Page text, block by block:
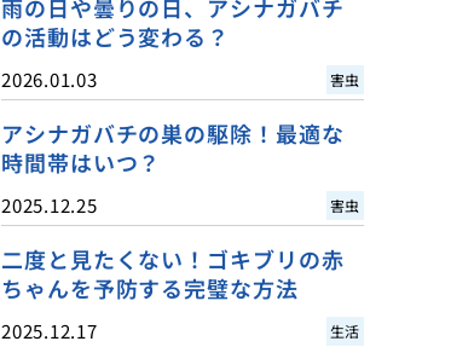
雨の日や曇りの日、アシナガバチ
の活動はどう変わる？
2026.01.03 害虫
アシナガバチの巣の駆除！最適な
時間帯はいつ？
2025.12.25 害虫
二度と見たくない！ゴキブリの赤
ちゃんを予防する完璧な方法
2025.12.17 生活